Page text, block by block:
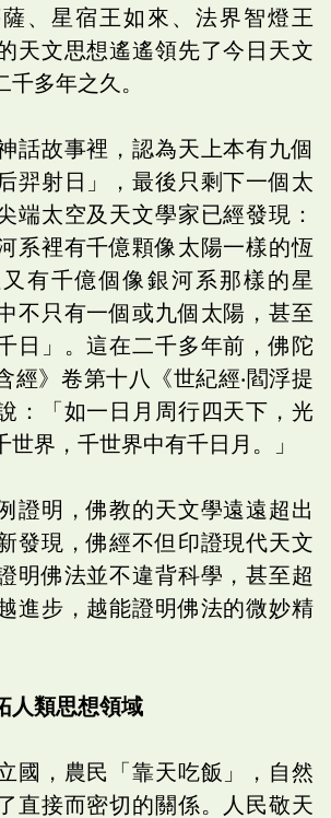
、星宿王如來、法界智燈王
天文思想遙遙領先了今日天文
多年之久。
話故事裡，認為天上本有九個
羿射日」，最後只剩下一個太
端太空及天文學家已經發現：
系裡有千億顆像太陽一樣的恆
有千億個像銀河系那樣的星
不只有一個或九個太陽，甚至
日」。這在二千多年前，佛陀
經》卷第十八《世紀經‧閻浮提
：「如一日月周行四天下，光
世界，千世界中有千日月。」
證明，佛教的天文學遠遠超出
發現，佛經不但印證現代天文
明佛法並不違背科學，甚至超
進步，越能證明佛法的微妙精
人類思想領域
國，農民「靠天吃飯」，自然
直接而密切的關係。人民敬天